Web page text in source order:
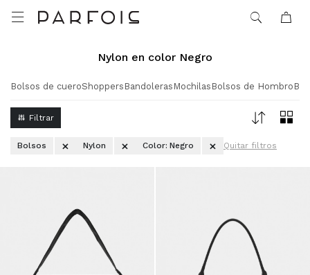

Nylon en color Negro
Bolsos de cueroShoppers Bandoleras Mochilas Bolsos de Hombro
Bolsos Nylon Color: Negro Quitar filtros